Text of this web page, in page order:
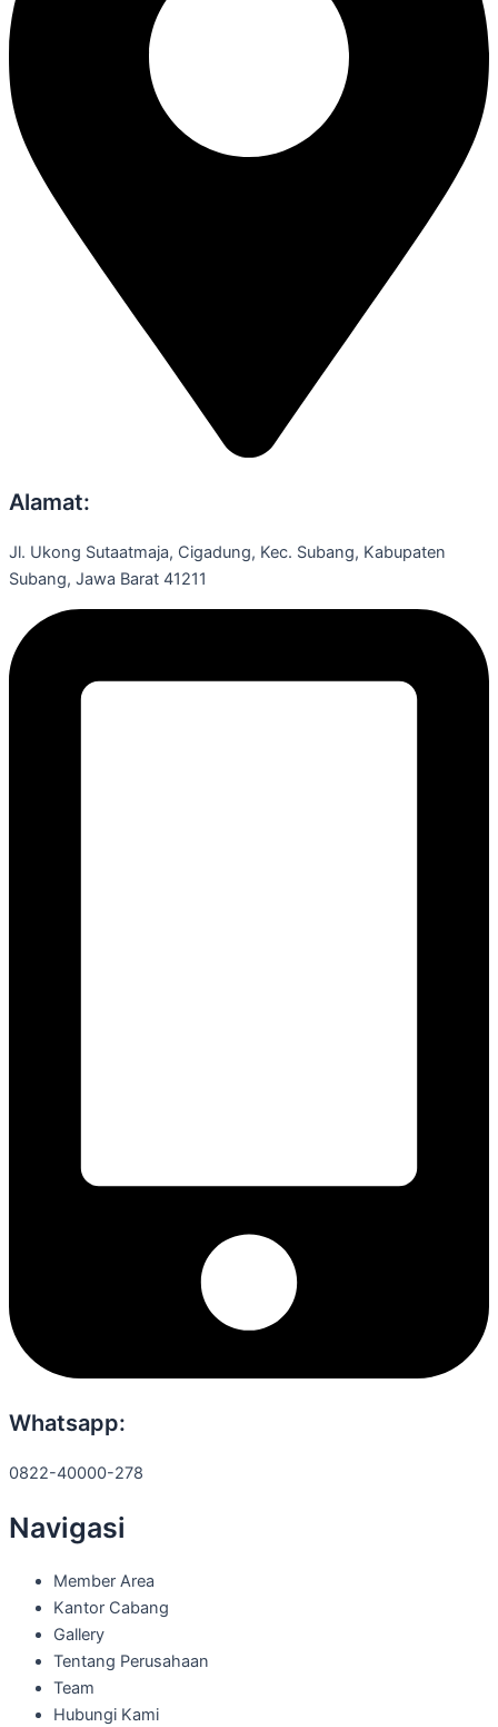
Alamat:
Jl. Ukong Sutaatmaja, Cigadung, Kec. Subang, Kabupaten
Subang, Jawa Barat 41211
Whatsapp:
0822-40000-278
Navigasi
Member Area
Kantor Cabang
Gallery
Tentang Perusahaan
Team
Hubungi Kami